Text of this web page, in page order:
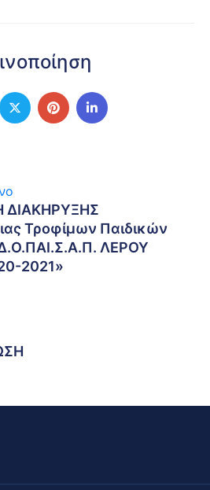
ΔΙΑΚΗΡΥΞΗΣ
Τροφίμων Παιδικών
ΛΕΡΟΥ
2021»